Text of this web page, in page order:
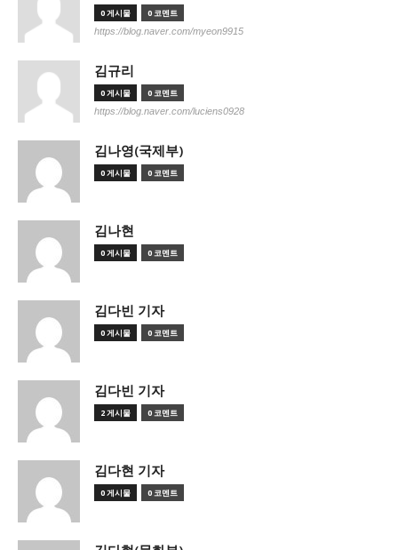
0 게시물 0 코멘트
https://blog.naver.com/myeon9915
김규리
0 게시물 0 코멘트
https://blog.naver.com/luciens0928
김나영(국제부)
0 게시물 0 코멘트
김나현
0 게시물 0 코멘트
김다빈 기자
0 게시물 0 코멘트
김다빈 기자
2 게시물 0 코멘트
김다현 기자
0 게시물 0 코멘트